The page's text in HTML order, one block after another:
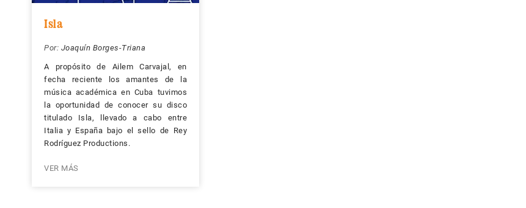
Isla
Por: Joaquín Borges-Triana
A propósito de Ailem Carvajal, en
fecha reciente los amantes de la
música académica en Cuba tuvimos
la oportunidad de conocer su disco
titulado Isla, llevado a cabo entre
Italia y España bajo el sello de Rey
Rodríguez Productions.
VER MÁS